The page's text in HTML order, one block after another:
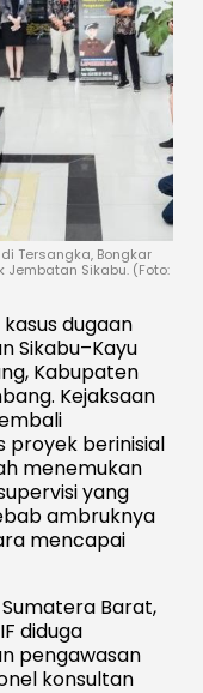
Tersangka, Bongkar
Jembatan Sikabu. (Foto:
dugaan
Sikabu–Kayu
Kabupaten
Kejaksaan
proyek berinisial
menemukan
yang
ambruknya
mencapai
Barat,
diduga
pengawasan
konsultan